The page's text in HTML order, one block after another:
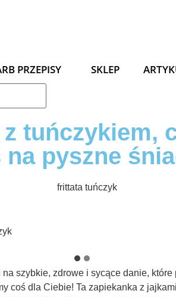
PRZEPISY SKLEP
tuńczykiem,
na pyszne
na szybkie, zdrowe i sycące danie,
coś dla Ciebie! Ta zapiekanka z